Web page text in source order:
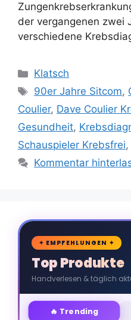
der vergangenen zwei
verschiedene
Kategorien
Klatsch
Schlagwörter
90er Jahre Sitcom,
Coulier, Dave Coulier
Gesundheit,
Schauspieler Krebsfrei,
Kommentar
✦ EMPFEHLUNGEN ✦
Top Produkte
Handverlesen & täglich
🔥 Trending